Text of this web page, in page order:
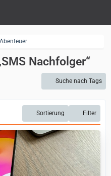
Nachfolger“
Suche nach Tags
Sortierung Filter